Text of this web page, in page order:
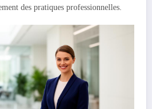
des pratiques professionnelles.